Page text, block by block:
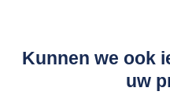
Kunnen we ook
uw